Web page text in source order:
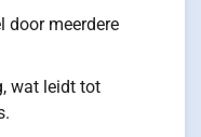
door meerdere
wat leidt tot